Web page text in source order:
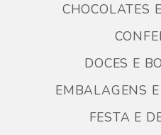
CHOCOLATES
DOCES E
EMBALAGENS
FESTA E